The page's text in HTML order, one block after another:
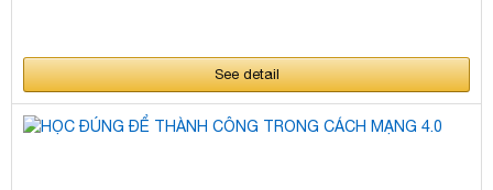
See detail